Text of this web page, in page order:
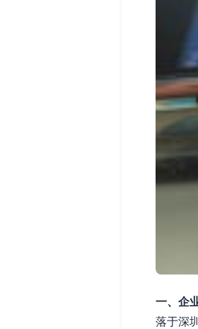
一、企
落于深